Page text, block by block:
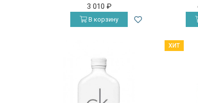
3 010 ₽
В корзину
ХИТ